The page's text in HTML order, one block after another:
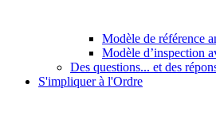
Modèle de référence
Modèle d’inspection
Des questions... et des
S'impliquer à l'Ordre